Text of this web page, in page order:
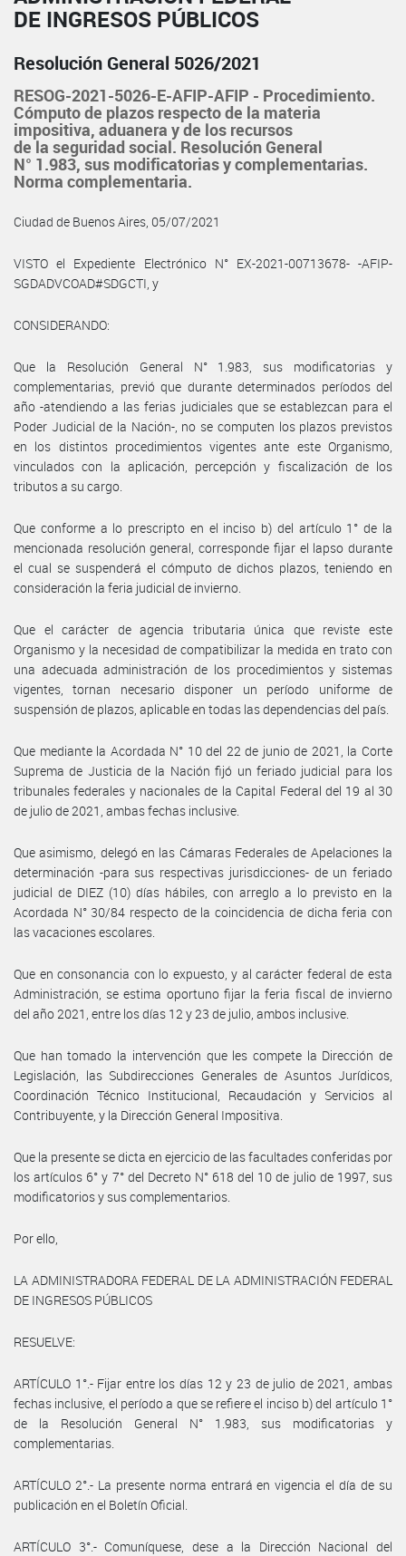
DE INGRESOS PÚBLICOS
Resolución General 5026/2021
RESOG-2021-5026-E-AFIP-AFIP - Procedimiento.
Cómputo de plazos respecto de la materia
impositiva, aduanera y de los recursos
de la seguridad social. Resolución General
N° 1.983, sus modificatorias y complementarias.
Norma complementaria.
Ciudad de Buenos Aires, 05/07/2021
VISTO el Expediente Electrónico N° EX-2021-00713678- -AFIP-
SGDADVCOAD#SDGCTI, y
CONSIDERANDO:
Que la Resolución General N° 1.983, sus modificatorias y
complementarias, previó que durante determinados períodos del
año -atendiendo a las ferias judiciales que se establezcan para el
Poder Judicial de la Nación-, no se computen los plazos previstos
en los distintos procedimientos vigentes ante este Organismo,
vinculados con la aplicación, percepción y fiscalización de los
tributos a su cargo.
Que conforme a lo prescripto en el inciso b) del artículo 1° de la
mencionada resolución general, corresponde fijar el lapso durante
el cual se suspenderá el cómputo de dichos plazos, teniendo en
consideración la feria judicial de invierno.
Que el carácter de agencia tributaria única que reviste este
Organismo y la necesidad de compatibilizar la medida en trato con
una adecuada administración de los procedimientos y sistemas
vigentes, tornan necesario disponer un período uniforme de
suspensión de plazos, aplicable en todas las dependencias del país.
Que mediante la Acordada N° 10 del 22 de junio de 2021, la Corte
Suprema de Justicia de la Nación fijó un feriado judicial para los
tribunales federales y nacionales de la Capital Federal del 19 al 30
de julio de 2021, ambas fechas inclusive.
Que asimismo, delegó en las Cámaras Federales de Apelaciones la
determinación -para sus respectivas jurisdicciones- de un feriado
judicial de DIEZ (10) días hábiles, con arreglo a lo previsto en la
Acordada N° 30/84 respecto de la coincidencia de dicha feria con
las vacaciones escolares.
Que en consonancia con lo expuesto, y al carácter federal de esta
Administración, se estima oportuno fijar la feria fiscal de invierno
del año 2021, entre los días 12 y 23 de julio, ambos inclusive.
Que han tomado la intervención que les compete la Dirección de
Legislación, las Subdirecciones Generales de Asuntos Jurídicos,
Coordinación Técnico Institucional, Recaudación y Servicios al
Contribuyente, y la Dirección General Impositiva.
Que la presente se dicta en ejercicio de las facultades conferidas por
los artículos 6° y 7° del Decreto N° 618 del 10 de julio de 1997, sus
modificatorios y sus complementarios.
Por ello,
LA ADMINISTRADORA FEDERAL DE LA ADMINISTRACIÓN FEDERAL
DE INGRESOS PÚBLICOS
RESUELVE:
ARTÍCULO 1°.- Fijar entre los días 12 y 23 de julio de 2021, ambas
fechas inclusive, el período a que se refiere el inciso b) del artículo 1°
de la Resolución General N° 1.983, sus modificatorias y
complementarias.
ARTÍCULO 2°.- La presente norma entrará en vigencia el día de su
publicación en el Boletín Oficial.
ARTÍCULO 3°.- Comuníquese, dese a la Dirección Nacional del